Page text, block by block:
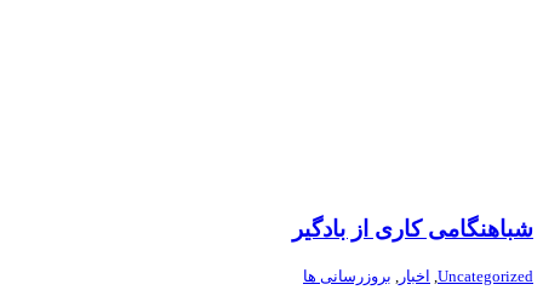
شباهنگامی کاری از بادگیر
Uncategorized
, اخبار , بروزرسانی ها